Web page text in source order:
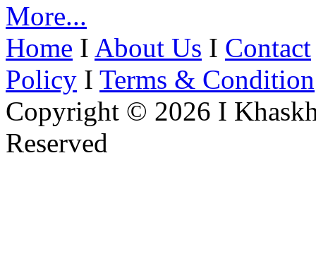
More...
Home I About Us I Contact
Policy I Terms & Condition
Copyright © 2026 I
Reserved